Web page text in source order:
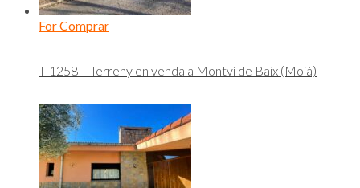
For Comprar
T-1258 – Terreny en venda a Montví de Baix (Moià)